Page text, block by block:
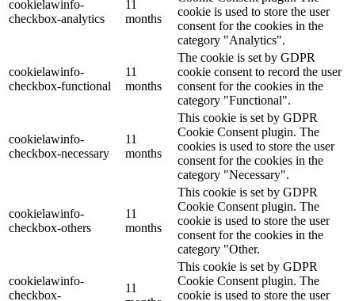
cookielawinfo-
checkbox-analytics
11
months
cookie is used to store the user
consent for the cookies in the
category "Analytics".
cookielawinfo-
checkbox-functional
11
months
The cookie is set by GDPR
cookie consent to record the user
consent for the cookies in the
category "Functional".
cookielawinfo-
checkbox-necessary
11
months
This cookie is set by GDPR
Cookie Consent plugin. The
cookies is used to store the user
consent for the cookies in the
category "Necessary".
cookielawinfo-
checkbox-others
11
months
This cookie is set by GDPR
Cookie Consent plugin. The
cookie is used to store the user
consent for the cookies in the
category "Other.
cookielawinfo-
checkbox-
11
This cookie is set by GDPR
Cookie Consent plugin. The
cookie is used to store the user